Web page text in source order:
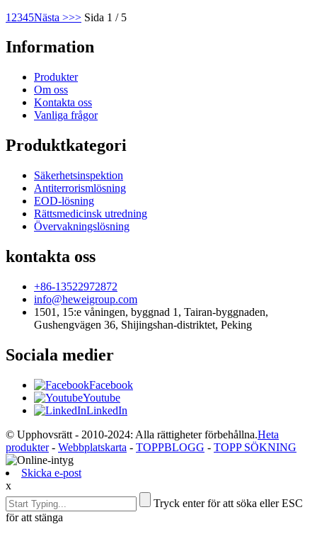
1 2345Nästa >>> Sida 1 / 5
Information
Produkter
Om oss
Kontakta oss
Vanliga frågor
Produktkategori
Säkerhetsinspektion
Antiterrorismlösning
EOD-lösning
Rättsmedicinsk utredning
Övervakningslösning
kontakta oss
+86-13522972872
info@heweigroup.com
1501, 15:e våningen, byggnad 1, Tairan-byggnaden,
Gushengvägen 36, Shijingshan-distriktet, Peking
Sociala medier
Facebook
Youtube
LinkedIn
© Upphovsrätt - 2010-2024: Alla rättigheter förbehållna.Heta
produkter- Webbplatskarta - TOPPBLOGG - TOPP SÖKNING
Skicka e-post
x
Tryck enter för att söka eller ESC
för att stänga